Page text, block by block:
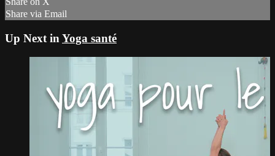
Share via Email
Up Next in Yoga santé